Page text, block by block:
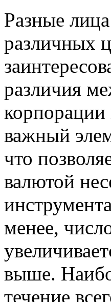
Разные
различных
различия
корпорации
важный
что
валютой
менее,
выше.
течение